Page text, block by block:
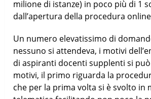
milione di istanze) in poco più di 1
dall’apertura della procedura
Un numero elevatissimo di
nessuno si attendeva, i motivi
di aspiranti docenti supplenti si
motivi, il primo riguarda la
che per la prima volta si è svolto in